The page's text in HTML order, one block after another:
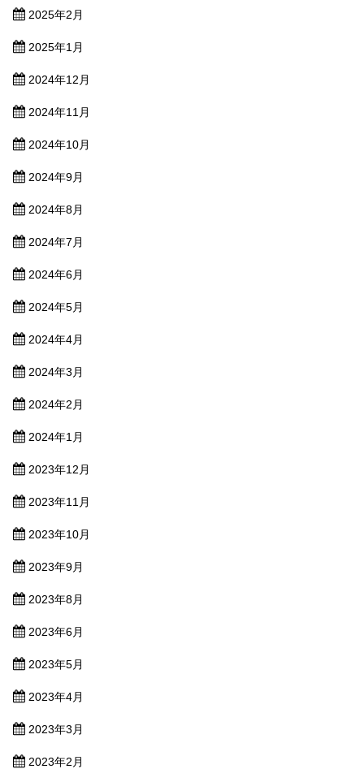
2025年2月
2025年1月
2024年12月
2024年11月
2024年10月
2024年9月
2024年8月
2024年7月
2024年6月
2024年5月
2024年4月
2024年3月
2024年2月
2024年1月
2023年12月
2023年11月
2023年10月
2023年9月
2023年8月
2023年6月
2023年5月
2023年4月
2023年3月
2023年2月